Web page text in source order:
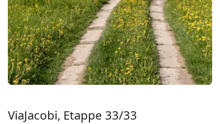
ViaJacobi, Etappe 33/33